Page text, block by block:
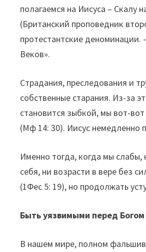
полагаемся на Иисуса –
(Британский проповедник
протестантские деноминации.
Веков».
Страдания, преследования и
собственные старания. Из-за
становится зыбкой, мы вот-
(Мф 14: 30). Иисус немедленно
Именно тогда, когда мы
себя, ни возрасти в вере без
(1Фес 5: 19), но продолжать
Быть уязвимыми перед
В нашем мире, полном